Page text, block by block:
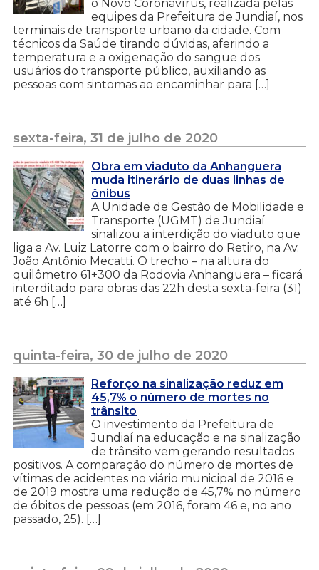
o Novo Coronavírus, realizada pelas
equipes da Prefeitura de Jundiaí, nos
terminais de transporte urbano da cidade. Com
técnicos da Saúde tirando dúvidas, aferindo a
temperatura e a oxigenação do sangue dos
usuários do transporte público, auxiliando as
pessoas com sintomas ao encaminhar para […]
sexta-feira, 31 de julho de 2020
Obra em viaduto da Anhanguera
muda itinerário de duas linhas de
ônibus
A Unidade de Gestão de Mobilidade e
Transporte (UGMT) de Jundiaí
sinalizou a interdição do viaduto que
liga a Av. Luiz Latorre com o bairro do Retiro, na Av.
João Antônio Mecatti. O trecho – na altura do
quilômetro 61+300 da Rodovia Anhanguera – ficará
interditado para obras das 22h desta sexta-feira (31)
até 6h […]
quinta-feira, 30 de julho de 2020
Reforço na sinalização reduz em
45,7% o número de mortes no
trânsito
O investimento da Prefeitura de
Jundiaí na educação e na sinalização
de trânsito vem gerando resultados
positivos. A comparação do número de mortes de
vítimas de acidentes no viário municipal de 2016 e
de 2019 mostra uma redução de 45,7% no número
de óbitos de pessoas (em 2016, foram 46 e, no ano
passado, 25). […]